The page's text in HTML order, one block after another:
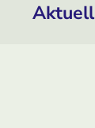
Aktuell